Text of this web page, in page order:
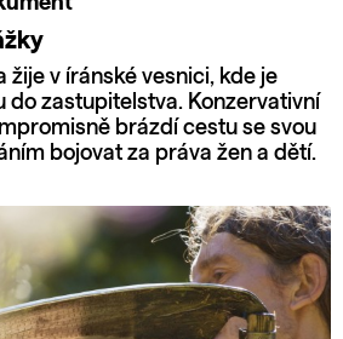
žije v íránské vesnici, kde je
do zastupitelstva. Konzervativní
brázdí cestu se svou
bojovat za práva žen a dětí.